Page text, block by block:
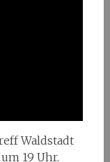
Waldstadt
19 Uhr.